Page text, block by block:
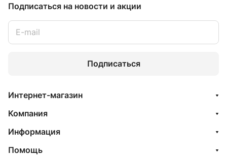
Подписаться на новости и акции
Подписаться
Интернет-магазин
Компания
Информация
Помощь